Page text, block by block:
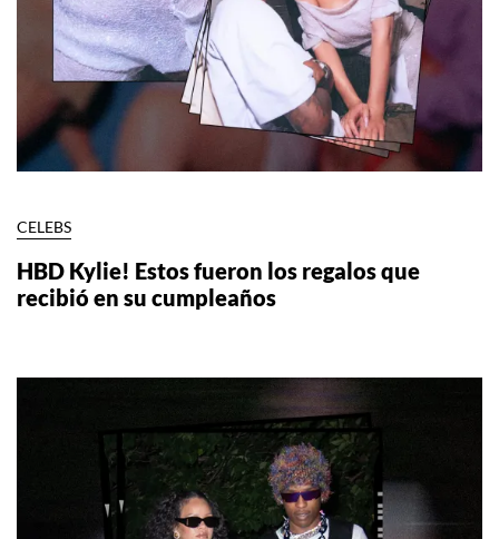
CELEBS
HBD Kylie! Estos fueron los regalos que
recibió en su cumpleaños